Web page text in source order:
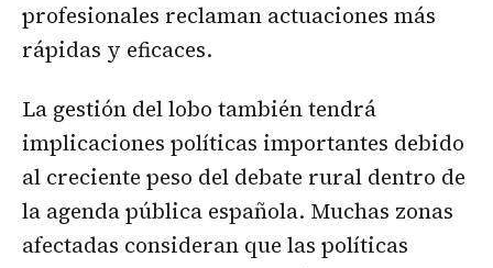
profesionales reclaman actuaciones más
rápidas y eficaces.
La gestión del lobo también tendrá
implicaciones políticas importantes debido
al creciente peso del debate rural dentro de
la agenda pública española. Muchas zonas
afectadas consideran que las políticas